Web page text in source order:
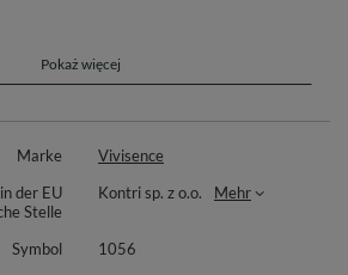
Gewebestoff gefertigt
reizvollen Schleifchen verziert
abnehmbare Träger mit Metallhaken
Gewebestoff
in einem eleganten Karton verpackt, die
Pokaż więcej
Marke
Vivisence
der EU
Stelle
Kontri sp. z o.o. Mehr
Symbol
1056